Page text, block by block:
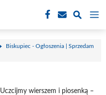
Biskupiec - Ogłoszenia | Sprzedam
Uczcijmy wierszem i piosenką –